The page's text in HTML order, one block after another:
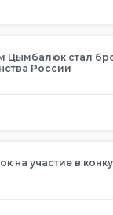
Цымбалюк стал
России
на участие в